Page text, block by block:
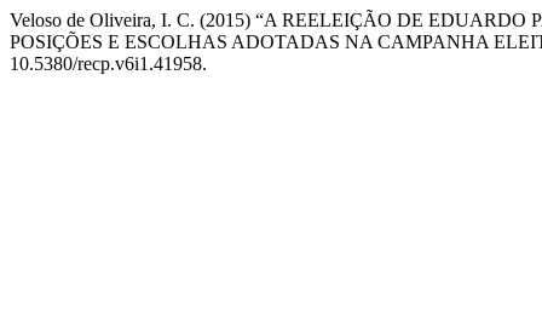
Veloso de Oliveira, I. C. (2015) “A REELEIÇÃO DE
POSIÇÕES E ESCOLHAS ADOTADAS NA CAMPANHA
10.5380/recp.v6i1.41958.